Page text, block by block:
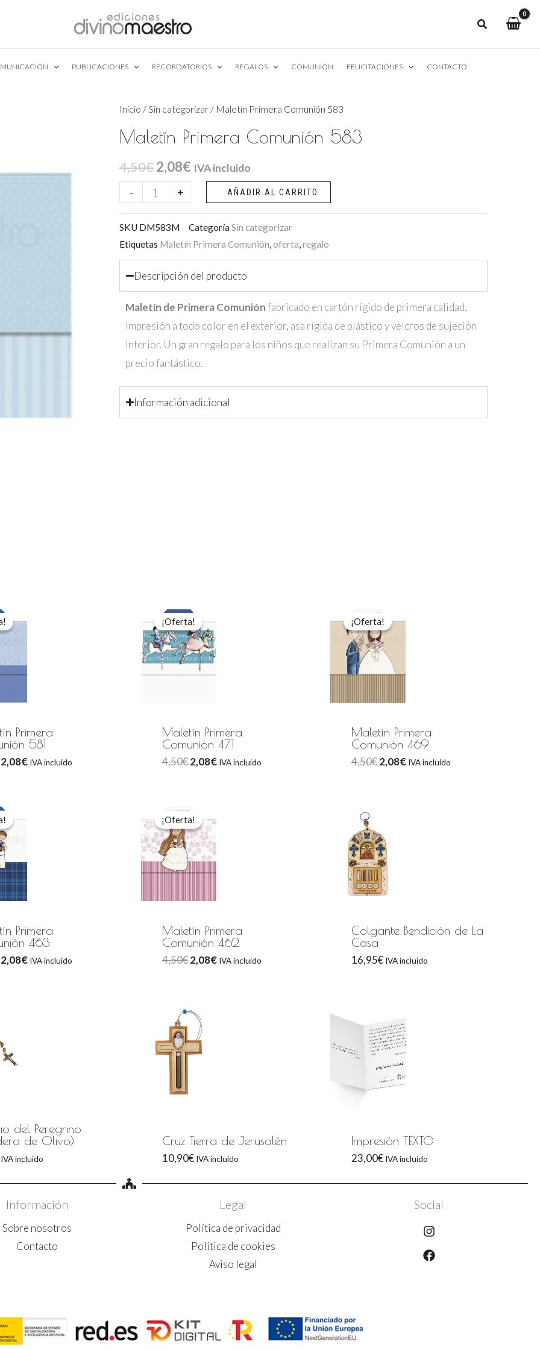
PUBLICACIONES RECORDATORIOS REGALOS COMUNIÓN FELICITACIONES CONTACTO
Inicio /Sin categorizar / Maletín Primera Comunión 583
Maletín Primera Comunión 583
4,50€El
precio
original
era:
4,50€.
2,08€ El
precio
actual
es:
2,08€.
IVA incluido
-
Maletín
Comunión
583
+ AÑADIR AL CARRITO
SKU DM583M CategoríaSin categorizar
Etiquetas Maletín Primera Comunión,oferta,regalo
Descripción del producto
Maletín de Primera Comuniónfabricado en cartón rígido de primera calidad,
impresión a todo color en el exterior, asa rígida de plástico y velcros de sujeción
interior. Un gran regalo para los niños que realizan su Primera Comunión a un
precio fantástico.
Información adicional
Primera
581
precio
original
era:
4,50€.
2,08€ IVA incluido
¡Oferta!
¡Oferta!
Maletín Primera
Comunión 471
4,50€
precio
original
era:
4,50€.
2,08€ IVA incluido
¡Oferta!
¡Oferta!
Maletín Primera
Comunión 469
4,50€
precio
original
era:
4,50€.
2,08€
actual
IVA incluido
Primera
463
precio
original
era:
4,50€.
2,08€ IVA incluido
¡Oferta!
¡Oferta!
Maletín Primera
Comunión 462
4,50€
precio
original
era:
4,50€.
2,08€ IVA incluido
Colgante Bendición de La
Casa
16,95€ IVA incluido
del Peregrino
de Olivo)
IVA incluido
Cruz Tierra de Jerusalén
10,90€ IVA incluido
Impresión TEXTO
23,00€ IVA incluido
Información
Sobre nosotros
Contacto
Legal
Política de privacidad
Política de cookies
Aviso legal
Social
Instagram
Facebook